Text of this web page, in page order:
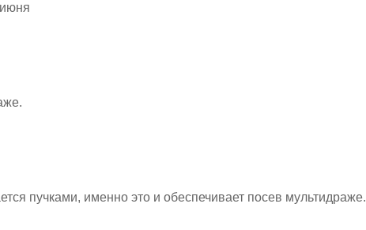
пучками, именно это и обеспечивает посев мультидраже.